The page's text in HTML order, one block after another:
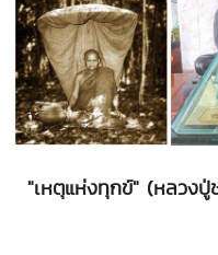
"เหตุแห่งทุกข์" (หลวงปู่